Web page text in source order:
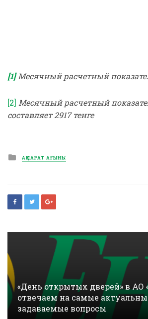
[1]Месячный расчетный
[2] Месячный расчетный
составляет 2917 тенге
Posted
in
АҚПАРАТ АҒЫНЫ
«День открытых дверей» в АО
отвечаем на самые
задаваемые вопросы